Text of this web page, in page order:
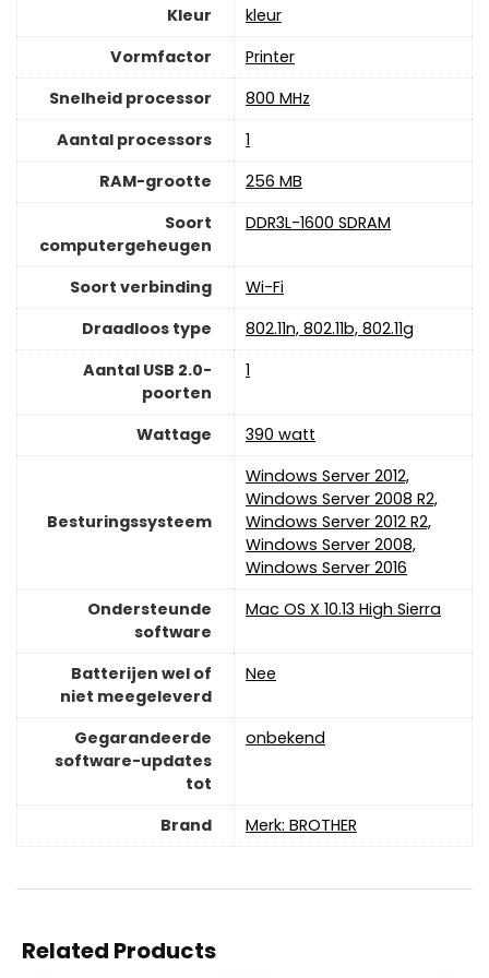
Kleur
‎kleur
Vormfactor
‎Printer
Snelheid processor
‎800 MHz
Aantal processors
‎1
RAM-grootte
‎256 MB
Soort
computergeheugen
‎DDR3L-1600 SDRAM
Soort verbinding
Wi-Fi
Draadloos type
‎802.11n, 802.11b, 802.11g
Aantal USB 2.0-
poorten
‎1
Wattage ‎390 watt
Besturingssysteem
‎Windows Server 2012,
Windows Server 2008 R2,
Windows Server 2012 R2,
Windows Server 2008,
Windows Server 2016
Ondersteunde
software
‎Mac OS X 10.13 High Sierra
Batterijen wel of
niet meegeleverd
‎Nee
Gegarandeerde
software-updates
tot
‎onbekend
Brand Merk: BROTHER
Related Products